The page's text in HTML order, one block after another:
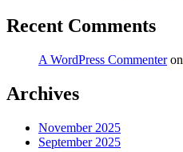
Recent Comments
A WordPress Commenteron
Archives
November 2025
September 2025